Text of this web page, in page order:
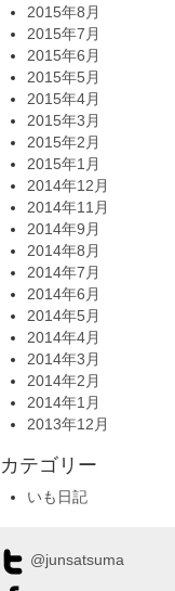
2015年8月
2015年7月
2015年6月
2015年5月
2015年4月
2015年3月
2015年2月
2015年1月
2014年12月
2014年11月
2014年9月
2014年8月
2014年7月
2014年6月
2014年5月
2014年4月
2014年3月
2014年2月
2014年1月
2013年12月
カテゴリー
いも日記
@junsatsuma